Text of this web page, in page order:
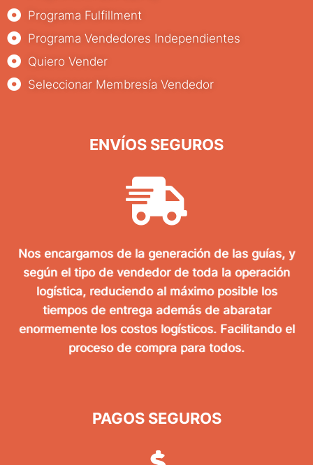
Programa Fulfillment
Programa Vendedores Independientes
Quiero Vender
Seleccionar Membresía Vendedor
ENVÍOS SEGUROS
Nos encargamos de la generación de las guías, y
según el tipo de vendedor de toda la operación
logística, reduciendo al máximo posible los
tiempos de entrega además de abaratar
enormemente los costos logísticos. Facilitando el
proceso de compra para todos.
PAGOS SEGUROS